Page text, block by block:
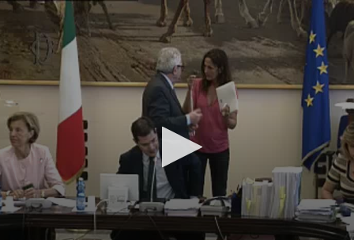
Vai al contenuto principale
WebTV Camera dei Deputati
Vai al menu di navigazione
Contenuto
Fine contenuto
Vai al contenuto principale Vai al menu di navigazione